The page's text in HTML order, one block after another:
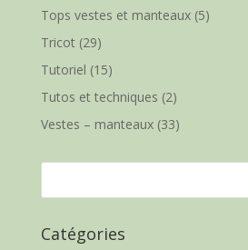
Tops vestes et manteaux(5)
Tricot(29)
Tutoriel (15)
Tutos et techniques (2)
Vestes – manteaux(33)
Catégories